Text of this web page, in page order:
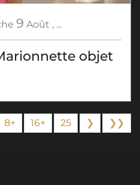
9 Août , ...
objet
8+ 16+ 25 ❯ ❯❯